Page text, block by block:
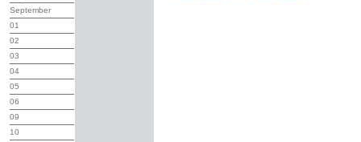
September
01
02
03
04
05
06
09
10